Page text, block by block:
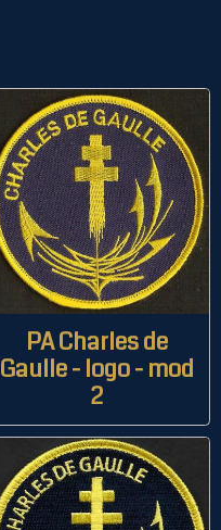
PA Charles de
Gaulle - logo - mod
2